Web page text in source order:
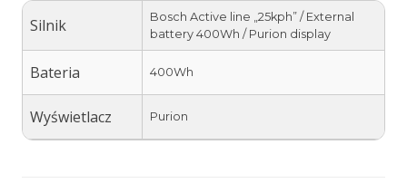
Silnik
Bosch Active line „25kph” / External
battery 400Wh / Purion display
Bateria 400Wh
Wyświetlacz Purion